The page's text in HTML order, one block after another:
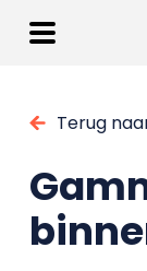
Terug